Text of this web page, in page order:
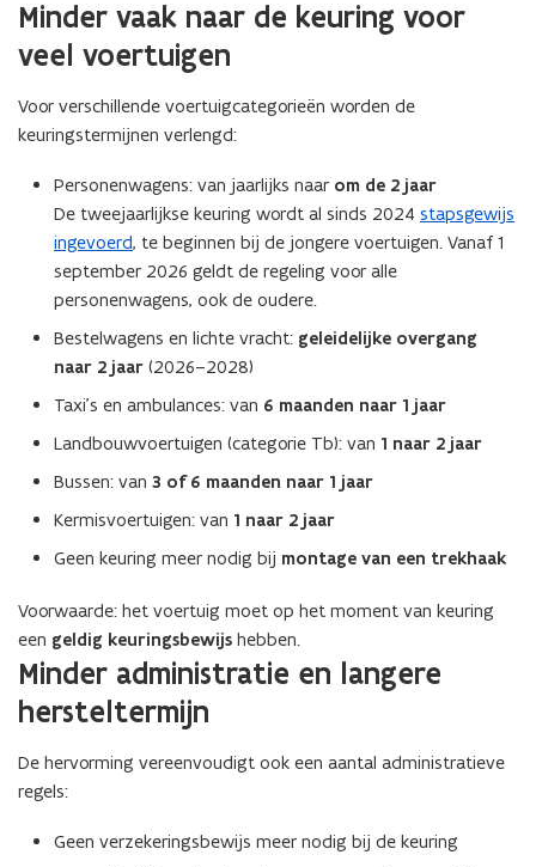
Minder vaak naar de keuring voor
veel voertuigen
Voor verschillende voertuigcategorieën worden de
keuringstermijnen verlengd:
Personenwagens: van jaarlijks naar om de 2 jaar
De tweejaarlijkse keuring wordt al sinds 2024 stapsgewijs
ingevoerd, te beginnen bij de jongere voertuigen. Vanaf 1
september 2026 geldt de regeling voor alle
personenwagens, ook de oudere.
Bestelwagens en lichte vracht: geleidelijke overgang
naar 2 jaar (2026–2028)
Taxi’s en ambulances: van 6 maanden naar 1 jaar
Landbouwvoertuigen (categorie Tb): van 1 naar 2 jaar
Bussen: van 3 of 6 maanden naar 1 jaar
Kermisvoertuigen: van 1 naar 2 jaar
Geen keuring meer nodig bij montage van een trekhaak
Voorwaarde: het voertuig moet op het moment van keuring
een geldig keuringsbewijs hebben.
Minder administratie en langere
hersteltermijn
De hervorming vereenvoudigt ook een aantal administratieve
regels:
Geen verzekeringsbewijs meer nodig bij de keuring